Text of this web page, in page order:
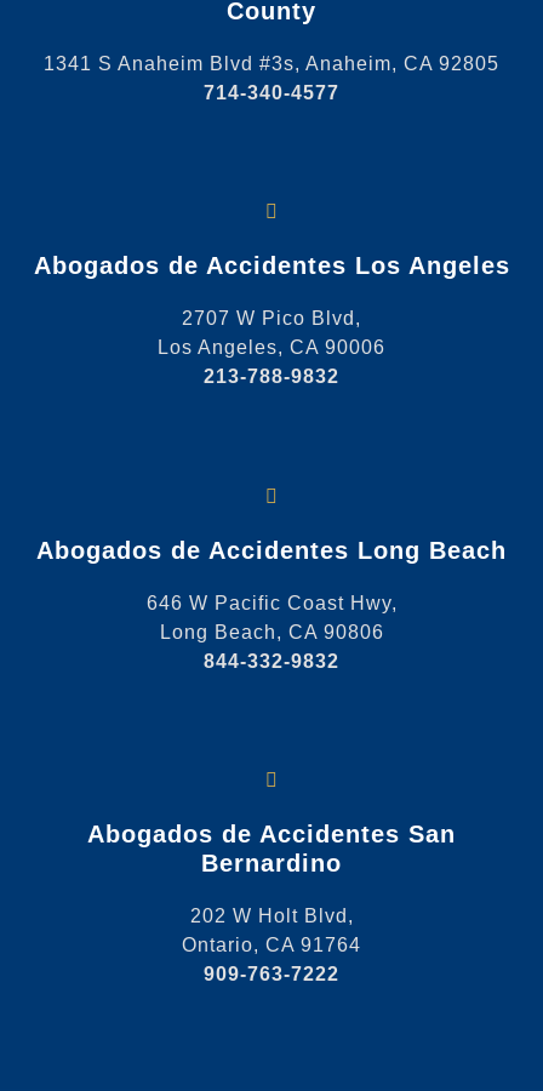
County
1341 S Anaheim Blvd #3s, Anaheim, CA 92805
714-340-4577
Abogados de Accidentes Los Angeles
2707 W Pico Blvd,
Los Angeles, CA 90006
213-788-9832
Abogados de Accidentes Long Beach
646 W Pacific Coast Hwy,
Long Beach, CA 90806
844-332-9832
Abogados de Accidentes San
Bernardino
202 W Holt Blvd,
Ontario, CA 91764
909-763-7222